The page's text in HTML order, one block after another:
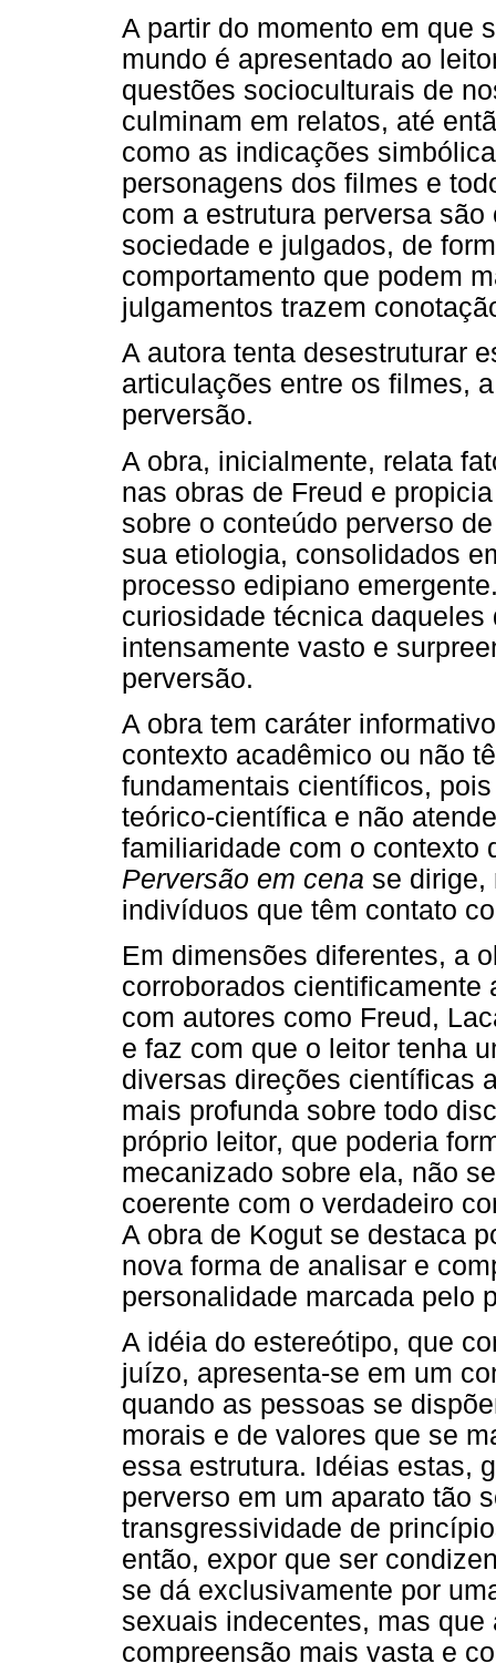
A partir do momento em que
mundo é apresentado ao
questões socioculturais de
culminam em relatos, até
como as indicações
personagens dos filmes e
com a estrutura perversa
sociedade e julgados, de
comportamento que podem
julgamentos trazem
A autora tenta desestruturar
articulações entre os filmes,
perversão.
A obra, inicialmente, relata
nas obras de Freud e
sobre o conteúdo perverso
sua etiologia, consolidados
processo edipiano
curiosidade técnica
intensamente vasto e
perversão.
A obra tem caráter
contexto acadêmico ou não
fundamentais científicos,
teórico-científica e não
familiaridade com o contexto
Perversão em cena se dirige,
indivíduos que têm contato
Em dimensões diferentes, a
corroborados cientificamente
com autores como Freud,
e faz com que o leitor tenha
diversas direções científicas
mais profunda sobre todo
próprio leitor, que poderia
mecanizado sobre ela, não
coerente com o verdadeiro
A obra de Kogut se destaca
nova forma de analisar e
personalidade marcada pelo
A idéia do estereótipo, que
juízo, apresenta-se em um
quando as pessoas se
morais e de valores que se
essa estrutura. Idéias estas,
perverso em um aparato tão
transgressividade de
então, expor que ser
se dá exclusivamente por
sexuais indecentes, mas
compreensão mais vasta e